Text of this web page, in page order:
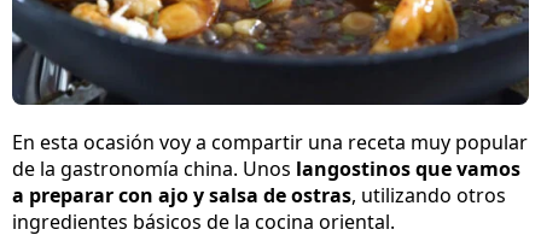
En esta ocasión voy a compartir una receta muy popular
de la gastronomía china. Unos langostinos que vamos
a preparar con ajo y salsa de ostras, utilizando otros
ingredientes básicos de la cocina oriental.